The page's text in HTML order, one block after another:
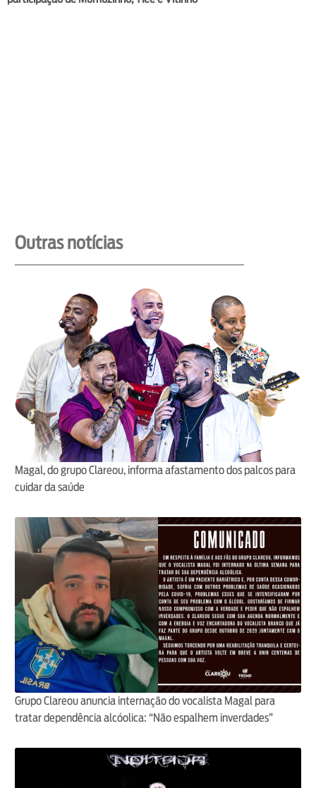
Outras notícias
Magal, do grupo Clareou, informa afastamento dos palcos para
cuidar da saúde
Grupo Clareou anuncia internação do vocalista Magal para
tratar dependência alcóolica: “Não espalhem inverdades”